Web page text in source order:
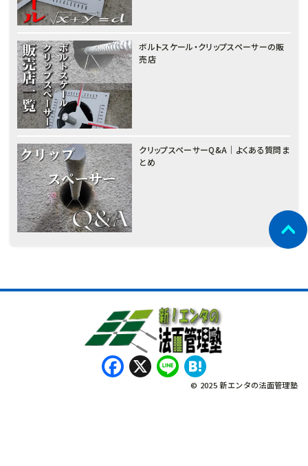
ボルトスケール・クリップスペーサーの販
売店
クリップスペーサーQ&A｜よくある質問ま
とめ
Facebook
X Line
© 2025 新エンタの法面管理塾